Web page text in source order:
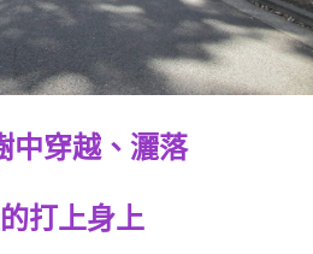
中穿越、灑落
打上身上